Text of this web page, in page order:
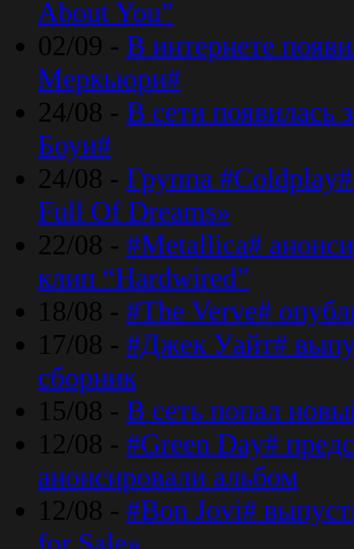
About You”
02/09 - В интернете
Меркьюри#
24/08 - В сети появилась
Боуи#
24/08 - Группа
Full Of Dreams»
22/08 - #Metallica#
клип “Hardwired”
18/08 - #The Verve#
17/08 - #Джек Уайт#
сборник
15/08 - В сеть попал
12/08 - #Green Day#
анонсировали альбом
12/08 - #Bon Jovi#